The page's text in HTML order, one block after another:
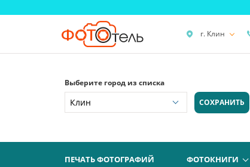
г. Клин
Выберите город из списка
СОХРАНИТЬ
ПЕЧАТЬ ФОТОГРАФИЙ ФОТОКНИГИ